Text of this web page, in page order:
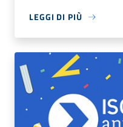
LEGGI DI PIÙ